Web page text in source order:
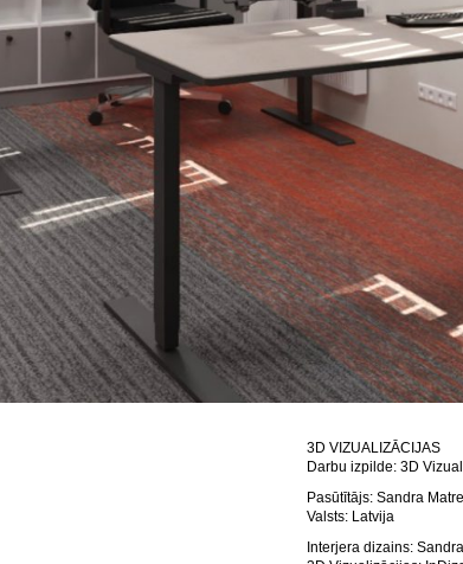
3D VIZUALIZĀCIJAS
Darbu izpilde: 3D
Pasūtītājs: Sandra
Valsts: Latvija
Interjera dizains: